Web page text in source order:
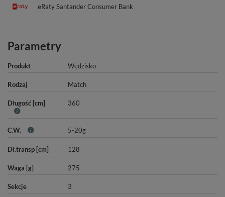
eRaty Santander Consumer Bank
Parametry
Produkt Wędzisko
Rodzaj Match
Długość [cm] 360
C.W. 5-20g
Dł.transp [cm] 128
Waga [g] 275
Sekcje 3